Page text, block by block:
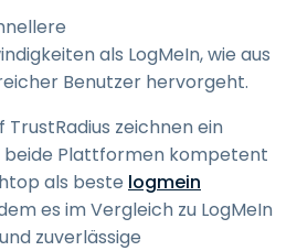
als LogMeIn, wie aus
Benutzer hervorgeht.
zeichnen ein
beide Plattformen kompetent
als beste logmein
es im Vergleich zu LogMeIn
zuverlässige